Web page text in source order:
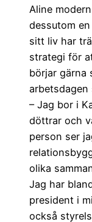
Aline
dessutom
sitt liv har
strategi för
börjar gärna
arbetsdagen
– Jag bor i
döttrar och
person ser
olika
Jag har
president i
också